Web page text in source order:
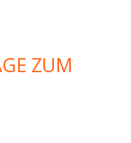
ZUM